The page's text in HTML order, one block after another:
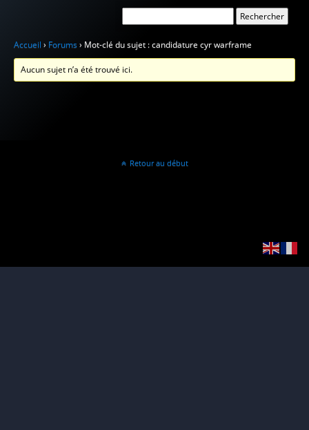
Accueil › Forums › Mot-clé du sujet : candidature cyr warframe
Aucun sujet n’a été trouvé ici.
Retour au début